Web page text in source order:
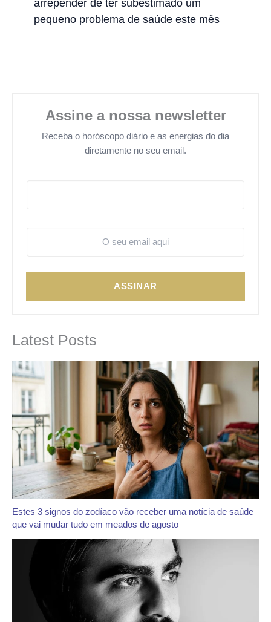
pequeno problema de saúde este mês
Assine a nossa newsletter
Receba o horóscopo diário e as energias do dia
diretamente no seu email.
ASSINAR
Latest Posts
Estes 3 signos do zodíaco vão receber uma notícia de saúde
que vai mudar tudo em meados de agosto